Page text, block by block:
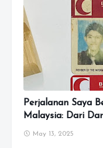
Perjalanan Saya
Malaysia: Dari
May 13, 2025